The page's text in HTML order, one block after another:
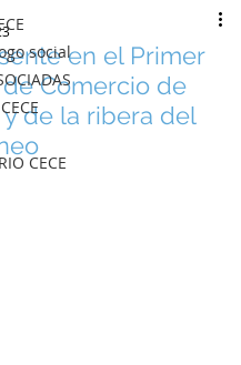
social
CECE
en el Primer
Comercio de
de la ribera del